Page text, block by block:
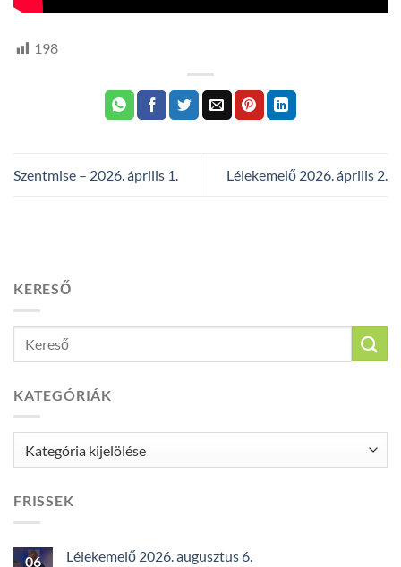
198
Szentmise – 2026. április 1. Lélekemelő 2026. április 2.
KERESŐ
KATEGÓRIÁK
FRISSEK
06 Lélekemelő 2026. augusztus 6.